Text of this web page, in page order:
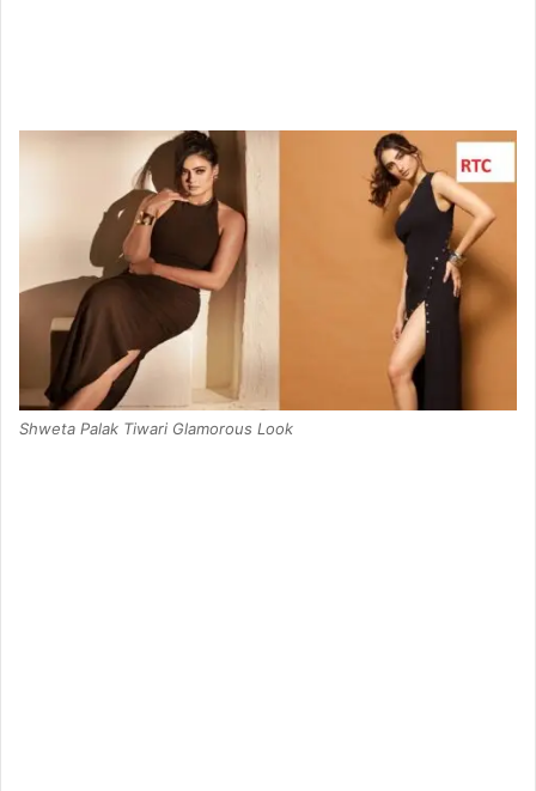
Shweta Palak Tiwari Glamorous Look